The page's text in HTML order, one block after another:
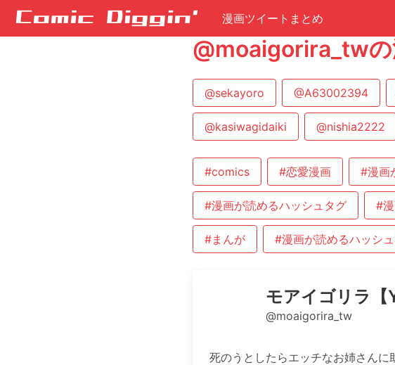
漫画ツイートまとめ
@moaigorira_tw
@sekayoro @A63002394
@kasiwagidaiki @nishia2222
#comics #恋愛漫画 #漫画
#漫画が読めるハッシュタグ #
#まんが #漫画が読めるハッシ
モアイゴリラ【
@moaigorira_tw
死のうとしたらエッチなお姉さん